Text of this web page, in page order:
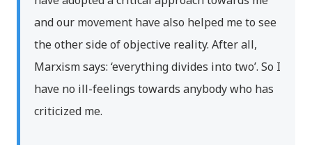
and our movement have also helped me to see
the other side of objective reality. After all,
Marxism says: ‘everything divides into two’. So I
have no ill-feelings towards anybody who has
criticized me.